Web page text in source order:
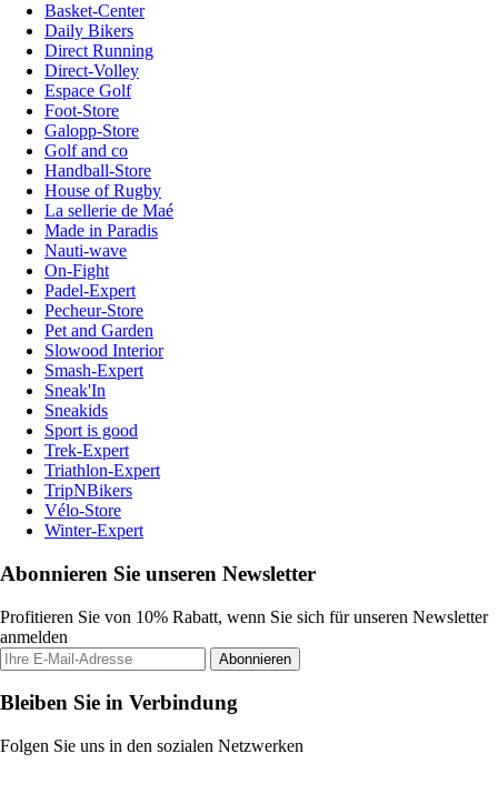
Basket-Center
Daily Bikers
Direct Running
Direct-Volley
Espace Golf
Foot-Store
Galopp-Store
Golf and co
Handball-Store
House of Rugby
La sellerie de Maé
Made in Paradis
Nauti-wave
On-Fight
Padel-Expert
Pecheur-Store
Pet and Garden
Slowood Interior
Smash-Expert
Sneak'In
Sneakids
Sport is good
Trek-Expert
Triathlon-Expert
TripNBikers
Vélo-Store
Winter-Expert
Abonnieren Sie unseren Newsletter
Profitieren Sie von 10% Rabatt, wenn Sie sich für unseren Newsletter
anmelden
Abonnieren
Bleiben Sie in Verbindung
Folgen Sie uns in den sozialen Netzwerken